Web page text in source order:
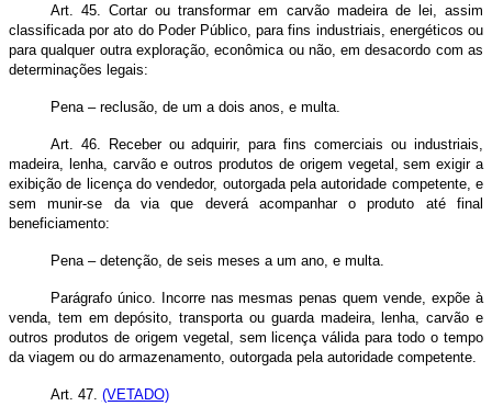
Art. 45. Cortar ou transformar em carvão madeira de lei, assim
classificada por ato do Poder Público, para fins industriais, energéticos ou
para qualquer outra exploração, econômica ou não, em desacordo com as
determinações legais:
Pena – reclusão, de um a dois anos, e multa.
Art. 46. Receber ou adquirir, para fins comerciais ou industriais,
madeira, lenha, carvão e outros produtos de origem vegetal, sem exigir a
exibição de licença do vendedor, outorgada pela autoridade competente, e
sem munir-se da via que deverá acompanhar o produto até final
beneficiamento:
Pena – detenção, de seis meses a um ano, e multa.
Parágrafo único. Incorre nas mesmas penas quem vende, expõe à
venda, tem em depósito, transporta ou guarda madeira, lenha, carvão e
outros produtos de origem vegetal, sem licença válida para todo o tempo
da viagem ou do armazenamento, outorgada pela autoridade competente.
Art. 47. (VETADO)